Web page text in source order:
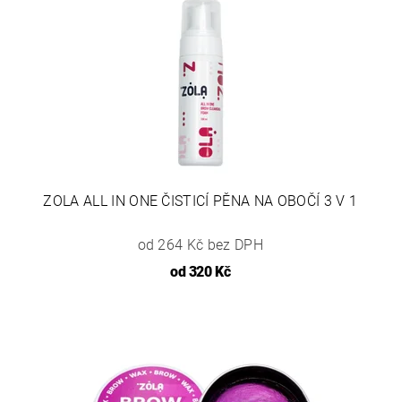
ZOLA ALL IN ONE ČISTICÍ PĚNA NA OBOČÍ 3 V 1
od 264 Kč bez DPH
od320 Kč